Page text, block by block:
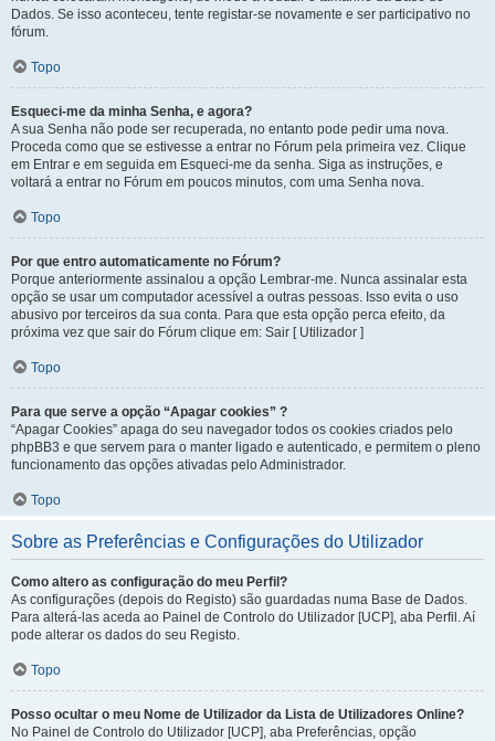
Dados. Se isso aconteceu, tente registar-se novamente e ser participativo no
fórum.
Topo
Esqueci-me da minha Senha, e agora?
A sua Senha não pode ser recuperada, no entanto pode pedir uma nova.
Proceda como que se estivesse a entrar no Fórum pela primeira vez. Clique
em Entrar e em seguida em Esqueci-me da senha. Siga as instruções, e
voltará a entrar no Fórum em poucos minutos, com uma Senha nova.
Topo
Por que entro automaticamente no Fórum?
Porque anteriormente assinalou a opção Lembrar-me. Nunca assinalar esta
opção se usar um computador acessível a outras pessoas. Isso evita o uso
abusivo por terceiros da sua conta. Para que esta opção perca efeito, da
próxima vez que sair do Fórum clique em: Sair [ Utilizador ]
Topo
Para que serve a opção “Apagar cookies” ?
“Apagar Cookies” apaga do seu navegador todos os cookies criados pelo
phpBB3 e que servem para o manter ligado e autenticado, e permitem o pleno
funcionamento das opções ativadas pelo Administrador.
Topo
Sobre as Preferências e Configurações do Utilizador
Como altero as configuração do meu Perfil?
As configurações (depois do Registo) são guardadas numa Base de Dados.
Para alterá-las aceda ao Painel de Controlo do Utilizador [UCP], aba Perfil. Aí
pode alterar os dados do seu Registo.
Topo
Posso ocultar o meu Nome de Utilizador da Lista de Utilizadores Online?
No Painel de Controlo do Utilizador [UCP], aba Preferências, opção